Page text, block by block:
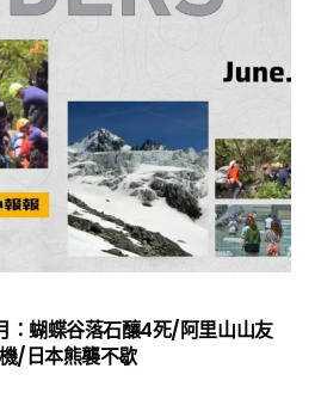
：蝴蝶谷落石釀4死/阿里山山友
/日本熊襲不歇